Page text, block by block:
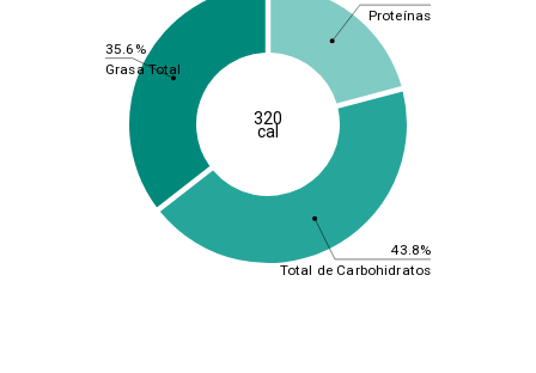
43.8%
35.6%
Proteínas
Total de Carbohidratos
Grasa Total
320
cal